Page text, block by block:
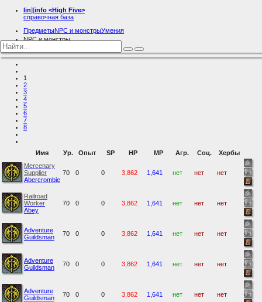
lin][info <High Five>
справочная база
ПредметыNPC и монстрыУмения
NPC и монстры
1
2
3
4
5
6
7
8
Имя Ур. Опыт SP HP MP Агр. Соц.
Хербы
Mercenary
Supplier
Abercrombie
70 0 0 3,862 1,641 нет нет нет
Railroad
Worker
Abey
70 0 0 3,862 1,641 нет нет нет
Adventure
Guildsman
70 0 0 3,862 1,641 нет нет нет
Adventure
Guildsman
70 0 0 3,862 1,641 нет нет нет
Adventure
Guildsman
70 0 0 3,862 1,641 нет нет нет